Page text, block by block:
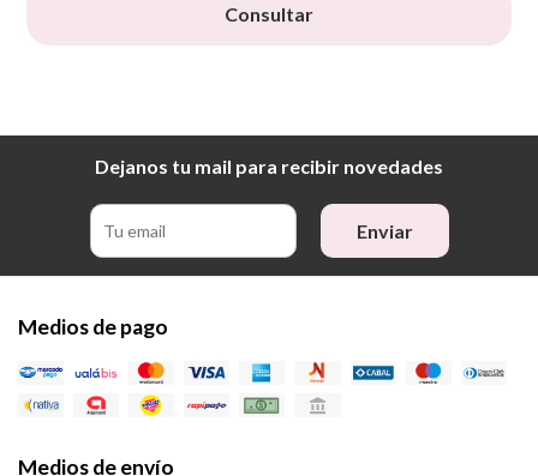
Consultar
Dejanos tu mail para recibir novedades
Enviar
Medios de pago
Medios de envío